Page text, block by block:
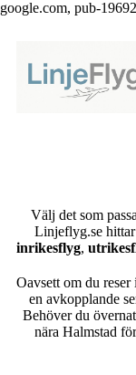
google.com, pub-
Välj det som
Linjeflyg.se
inrikesflyg,
Oavsett om du
en avkopplande
Behöver du
nära Halmstad